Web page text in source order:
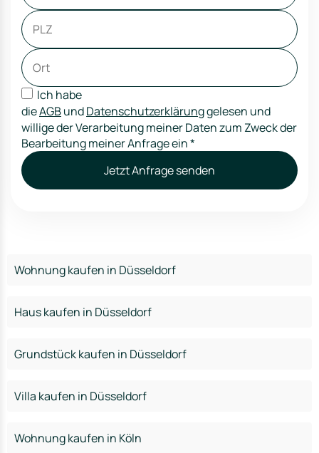
Ich habe
dieAGBundDatenschutzerklärunggelesen und
willige der Verarbeitung meiner Daten zum Zweck der
Bearbeitung meiner Anfrage ein*
Jetzt Anfrage senden
Wohnung kaufen in Düsseldorf
Haus kaufen in Düsseldorf
Grundstück kaufen in Düsseldorf
Villa kaufen in Düsseldorf
Wohnung kaufen in Köln